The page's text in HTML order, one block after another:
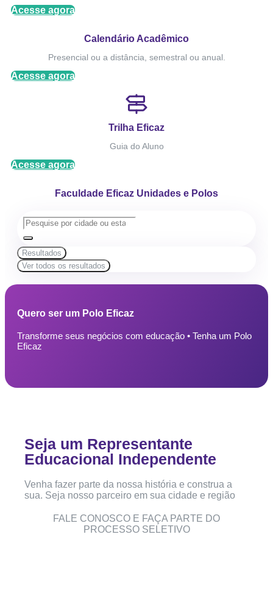
Acesse agora
Calendário Acadêmico
Presencial ou a distância, semestral ou anual.
Acesse agora
Trilha Eficaz
Guia do Aluno
Acesse agora
Faculdade Eficaz Unidades e Polos
Resultados
Ver todos os resultados
Quero ser um Polo Eficaz
Transforme seus negócios com educação • Tenha um Polo
Eficaz
Seja um Representante
Educacional Independente
Venha fazer parte da nossa história e construa a
sua. Seja nosso parceiro em sua cidade e região
FALE CONOSCO E FAÇA PARTE DO
PROCESSO SELETIVO